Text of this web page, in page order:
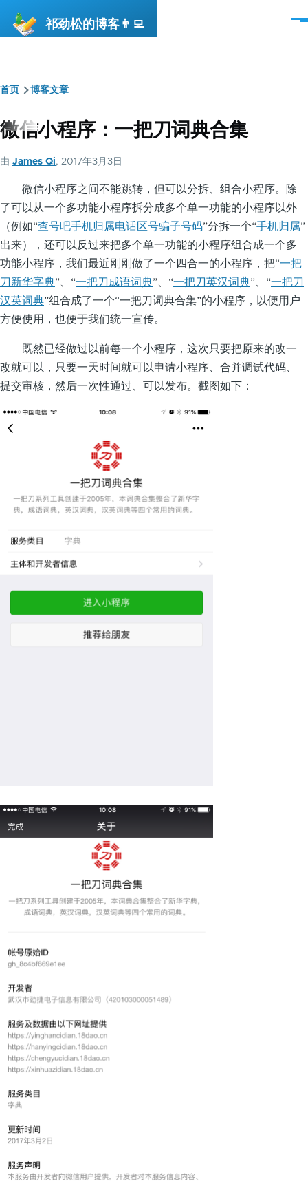
祁劲松的博客👨‍💻
菜
面
包
屑
首页 博客文章
微信小程序：一把刀词典合集
由 James Qi, 2017年3月3日
微信小程序之间不能跳转，但可以分拆、组合小程序。除
了可以从一个多功能小程序拆分成多个单一功能的小程序以外
（例如“查号吧手机归属电话区号骗子号码”分拆一个“手机归属”
出来），还可以反过来把多个单一功能的小程序组合成一个多
功能小程序，我们最近刚刚做了一个四合一的小程序，把“一把
刀新华字典”、“一把刀成语词典”、“一把刀英汉词典”、“一把刀
汉英词典”组合成了一个“一把刀词典合集”的小程序，以便用户
方便使用，也便于我们统一宣传。
既然已经做过以前每一个小程序，这次只要把原来的改一
改就可以，只要一天时间就可以申请小程序、合并调试代码、
提交审核，然后一次性通过、可以发布。截图如下：